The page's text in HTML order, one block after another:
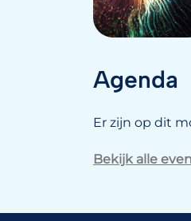
Agenda
Er zijn op dit
Bekijk alle